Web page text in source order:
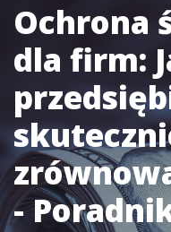
Ochrona
dla firm:
-